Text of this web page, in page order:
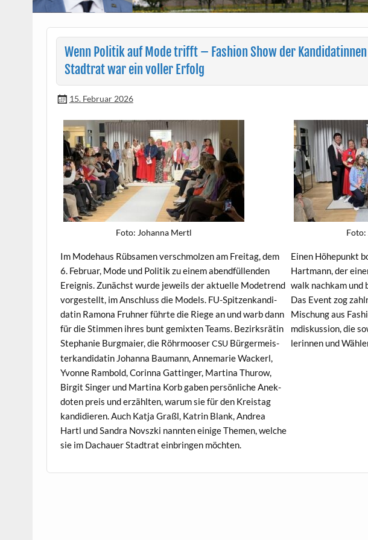
Wenn Politik auf Mode trifft – Fashion Show der
Stadtrat war ein voller Erfolg
15. Februar 2026
Foto: Johan­na Mertl
Im Mod­e­haus Rüb­samen ver­schmolzen am Fre­itag, dem
6. Feb­ru­ar, Mode und Poli­tik zu einem abend­fül­len­den
Ereig­nis. Zunächst wurde jew­eils der aktuelle Mod­e­trend
vorgestellt, im Anschluss die Mod­els. FU-Spitzenkan­di­
datin Ramona Fruh­n­er führte die Riege an und warb dann
für die Stim­men ihres bunt gemix­ten Teams. Bezirk­srätin
Stephanie Burgmaier, die Röhrmoos­erCSU Bürg­er­meis­
terkan­di­datin Johan­na Bau­mann, Annemarie Wack­erl,
Yvonne Ram­bold, Corin­na Gat­tinger, Mar­ti­na Thurow,
Bir­git Singer und Mar­ti­na Korb gaben per­sön­liche Anek­
doten preis und erzählten, warum sie für den Kreistag
kan­di­dieren. Auch Kat­ja Graßl, Katrin Blank, Andrea
Hartl und San­dra Novsz­ki nan­nten einige The­men, welche
sie im Dachauer Stad­trat ein­brin­gen möchten.
Foto:
Einen Höhep­unkt
Hart­mann, der
walk nachkam und
Das Event zog
Mis­chung aus
mdiskus­sion, die
lerin­nen und